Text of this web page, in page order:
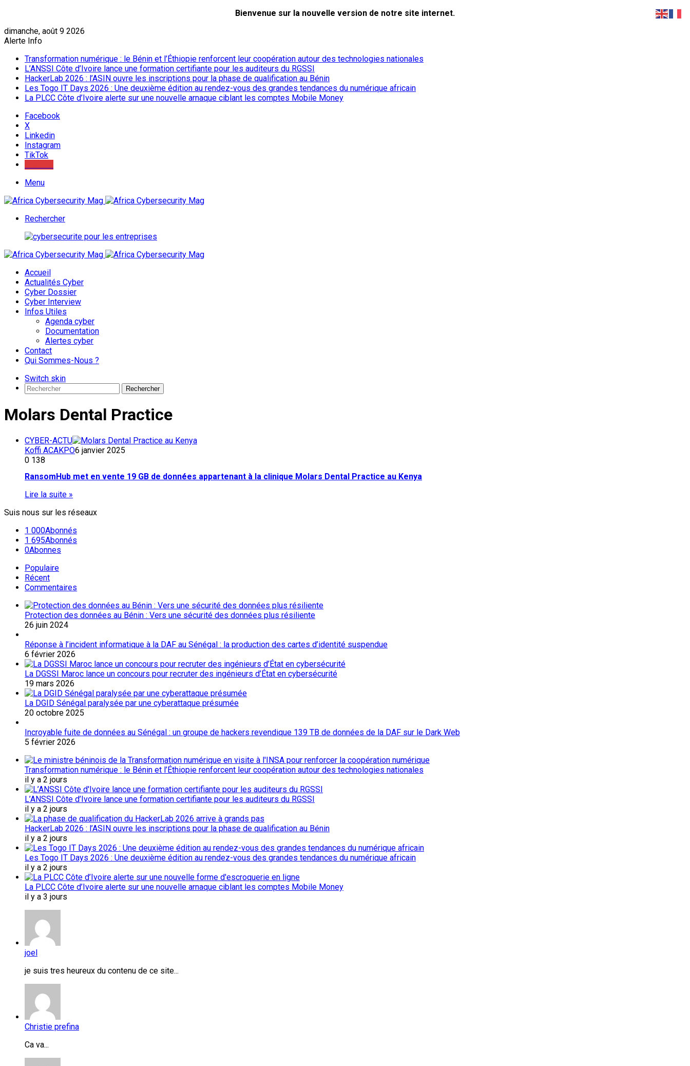
Bienvenue sur la nouvelle version de notre site internet.
dimanche, août 9 2026
Alerte Info
Transformation numérique : le Bénin et l’Éthiopie renforcent leur coopération autour des technologies nationales
L’ANSSI Côte d’Ivoire lance une formation certifiante pour les auditeurs du RGSSI
HackerLab 2026 : l’ASIN ouvre les inscriptions pour la phase de qualification au Bénin
Les Togo IT Days 2026 : Une deuxième édition au rendez-vous des grandes tendances du numérique africain
La PLCC Côte d’Ivoire alerte sur une nouvelle arnaque ciblant les comptes Mobile Money
Facebook
X
Linkedin
Instagram
TikTok
Menu
Rechercher
Accueil
Actualités Cyber
Cyber Dossier
Cyber Interview
Infos Utiles
Agenda cyber
Documentation
Alertes cyber
Contact
Qui Sommes-Nous ?
Switch skin
Rechercher
Molars Dental Practice
CYBER-ACTU
Koffi ACAKPO6 janvier 2025
0 138
RansomHub met en vente 19 GB de données appartenant à la clinique Molars Dental Practice au Kenya
Lire la suite »
Suis nous sur les réseaux
1 000Abonnés
1 695Abonnés
0Abonnes
Populaire
Récent
Commentaires
Protection des données au Bénin : Vers une sécurité des données plus résiliente
26 juin 2024
Réponse à l’incident informatique à la DAF au Sénégal : la production des cartes d’identité suspendue
6 février 2026
La DGSSI Maroc lance un concours pour recruter des ingénieurs d’État en cybersécurité
19 mars 2026
La DGID Sénégal paralysée par une cyberattaque présumée
20 octobre 2025
Incroyable fuite de données au Sénégal : un groupe de hackers revendique 139 TB de données de la DAF sur le Dark Web
5 février 2026
Transformation numérique : le Bénin et l’Éthiopie renforcent leur coopération autour des technologies nationales
il y a 2 jours
L’ANSSI Côte d’Ivoire lance une formation certifiante pour les auditeurs du RGSSI
il y a 2 jours
HackerLab 2026 : l’ASIN ouvre les inscriptions pour la phase de qualification au Bénin
il y a 2 jours
Les Togo IT Days 2026 : Une deuxième édition au rendez-vous des grandes tendances du numérique africain
il y a 2 jours
La PLCC Côte d’Ivoire alerte sur une nouvelle arnaque ciblant les comptes Mobile Money
il y a 3 jours
joel
je suis tres heureux du contenu de ce site...
Christie prefina
Ca va...